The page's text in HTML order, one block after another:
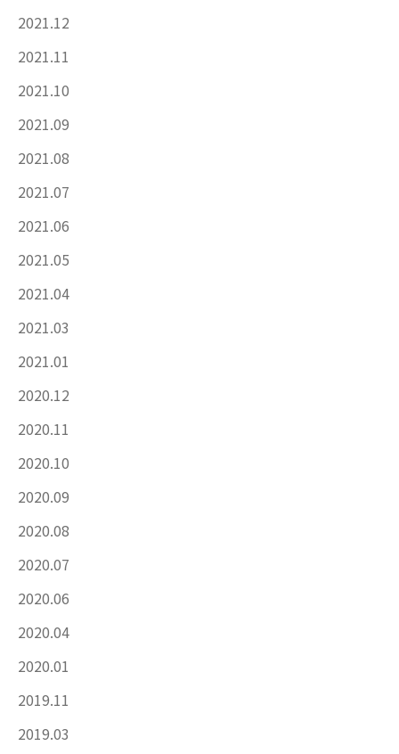
2021.12
2021.11
2021.10
2021.09
2021.08
2021.07
2021.06
2021.05
2021.04
2021.03
2021.01
2020.12
2020.11
2020.10
2020.09
2020.08
2020.07
2020.06
2020.04
2020.01
2019.11
2019.03